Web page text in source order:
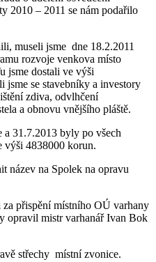
2010 – 2011 se nám podařilo
museli jsme dne 18.2.2011
rozvoje venkova místo
jsme dostali ve výši
jsme se stavebníky a investory
zdiva, odvlhčení
a obnovu vnějšího pláště.
31.7.2013 byly po všech
výši 4838000 korun.
název na Spolek na opravu
přispění místního OÚ varhany
opravil mistr varhanář Ivan Bok
střechy místní zvonice.